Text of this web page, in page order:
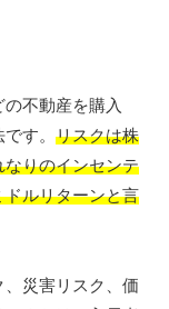
不動産を購入
す。 リスクは株
りのインセンテ
ルリターンと言
災害リスク、価